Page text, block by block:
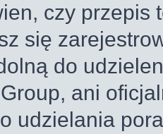
czy przepis
się
do
ani
udzielania